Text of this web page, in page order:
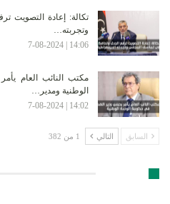
تكالة: إعادة التصويت
وتجربته…
14:06 | 7-08-2024
مكتب النائب العام
الوطنية ومدير…
14:02 | 7-08-2024
السابق التالي 1 من 382